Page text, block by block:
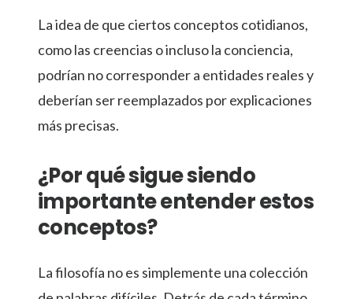
La idea de que ciertos conceptos cotidianos,
como las creencias o incluso la conciencia,
podrían no corresponder a entidades reales y
deberían ser reemplazados por explicaciones
más precisas.
¿Por qué sigue siendo
importante entender estos
conceptos?
La filosofía no es simplemente una colección